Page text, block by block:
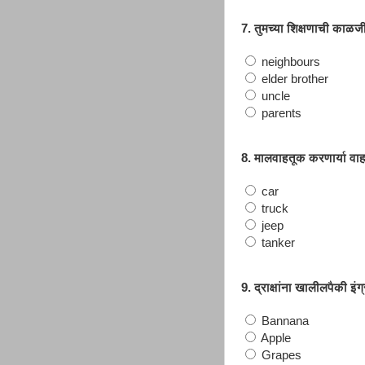
7. तुमच्या शिक्षणाची
neighbours
elder brother
uncle
parents
8. मालवाहतूक करणार्या
car
truck
jeep
tanker
9. द्राक्षांना खालीलपैकी
Bannana
Apple
Grapes